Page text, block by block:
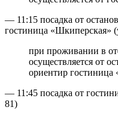
— 11:15 посадка от
гостиница «Шкиперская»
при проживании в
осуществляется от
ориентир гостиница
— 11:45 посадка от
81)